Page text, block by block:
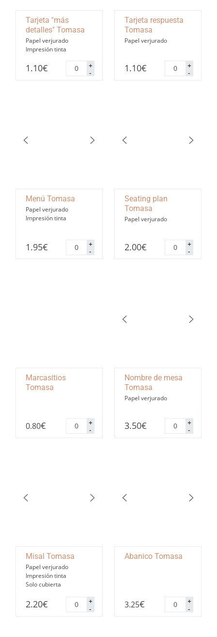
Tarjeta "más
detalles" Tomasa
Papel verjurado
Impresión tinta
1.10€ -
Tarjeta
"más
detalles"
+
Tarjeta respuesta
Tomasa
Papel verjurado
1.10€ -
Tarjeta
respuesta
Tomasa
+
Menú Tomasa
Papel verjurado
Impresión tinta
1.95€ -
Menú
Tomasa
cantidad
+
Seating plan
Tomasa
Papel verjurado
2.00€ -
Seating
plan
Tomasa
+
Marcasitios
Tomasa
0.80€ -
Marcasitios
Tomasa
cantidad
+
Nombre de mesa
Tomasa
Papel verjurado
3.50€ -
Nombre
mesa
+
Misal Tomasa
Papel verjurado
Impresión tinta
Solo cubierta
2.20€ -
Misal
Tomasa
cantidad
+
Abanico Tomasa
3.25€ -
Abanico
Tomasa
cantidad
+